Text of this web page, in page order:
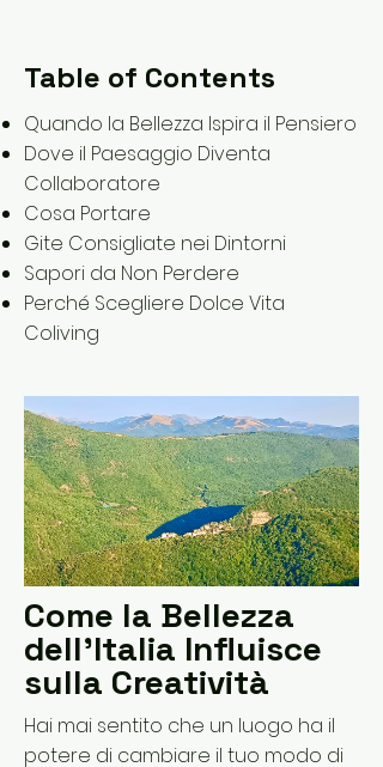
Table of Contents
Quando la Bellezza Ispira il Pensiero
Dove il Paesaggio Diventa
Collaboratore
Cosa Portare
Gite Consigliate nei Dintorni
Sapori da Non Perdere
Perché Scegliere Dolce Vita
Coliving
Come la Bellezza
dell'Italia Influisce
sulla Creatività
Hai mai sentito che un luogo ha il
potere di cambiare il tuo modo di